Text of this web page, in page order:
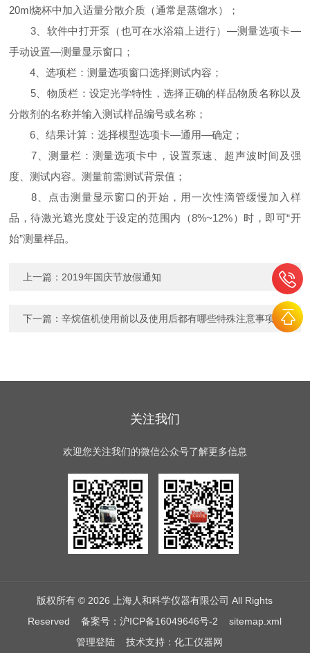
20ml烧杯中加入适量分散介质（通常是蒸馏水）；
3、软件中打开泵（也可在水浴箱上进行）—测量选项卡—
手动设置—测量显示窗口；
4、选项栏：测量选项窗口选择测试内容；
5、物质栏：设定光学特性，选择正确的样品物质名称以及
分散剂的名称并输入测试样品编号或名称；
6、结果计算：选择模型选项卡—通用—确定；
7、测量栏：测量选项卡中，设置泵速、超声波时间及强
度、测试内容。测量前需测试背景值；
8、点击测量显示窗口的开始，用一次性滴管缓慢加入样
品，待激光遮光度处于设定的范围内（8%~12%）时，即可“开
始”测量样品。
上一篇： 2019年国庆节放假通知
下一篇：辛烷值机使用前以及使用后都有哪些特殊注意事项
关注我们
欢迎您关注我们的微信公众号了解更多信息
版权所有 © 2026 上海人和科学仪器有限公司 All Rights
Reserved备案号：沪ICP备16049646号-2
sitemap.xml
管理登陆技术支持： 化工仪器网